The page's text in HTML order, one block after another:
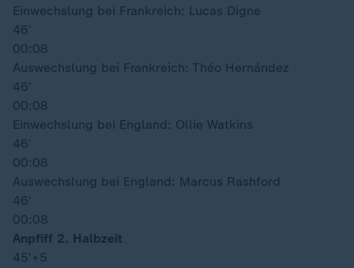
Einwechslung bei Frankreich: Lucas Digne
46′
00:08
Auswechslung bei Frankreich: Théo Hernández
46′
00:08
Einwechslung bei England: Ollie Watkins
46′
00:08
Auswechslung bei England: Marcus Rashford
46′
00:08
Anpfiff 2. Halbzeit
45′ +5